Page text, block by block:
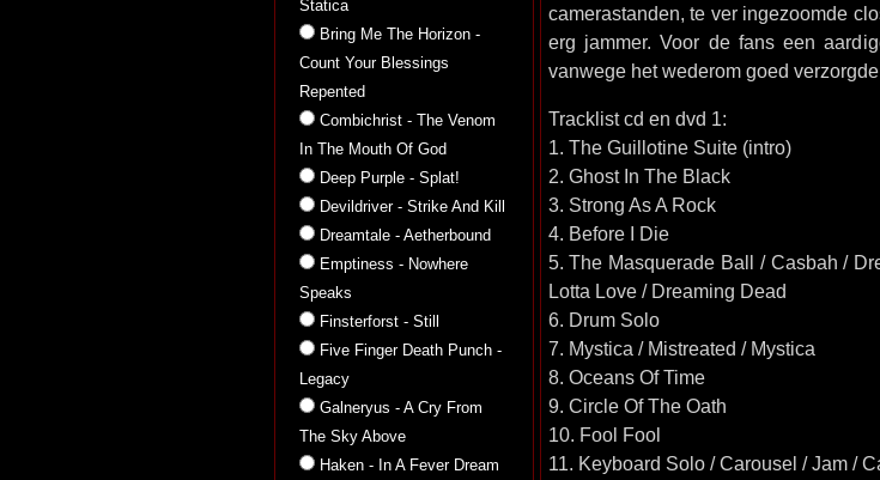
Statica
Bring Me The Horizon -
Count Your Blessings
Repented
Combichrist - The Venom
In The Mouth Of God
Deep Purple - Splat!
Devildriver - Strike And Kill
Dreamtale - Aetherbound
Emptiness - Nowhere
Speaks
Finsterforst - Still
Five Finger Death Punch -
Legacy
Galneryus - A Cry From
The Sky Above
Haken - In A Fever Dream
camerastanden, te ver ingezoomde
erg jammer. Voor de fans een
vanwege het wederom goed
Tracklist cd en dvd 1:
1. The Guillotine Suite (intro)
2. Ghost In The Black
3. Strong As A Rock
4. Before I Die
5. The Masquerade Ball / Casbah /
Lotta Love / Dreaming Dead
6. Drum Solo
7. Mystica / Mistreated / Mystica
8. Oceans Of Time
9. Circle Of The Oath
10. Fool Fool
11. Keyboard Solo / Carousel / Jam /